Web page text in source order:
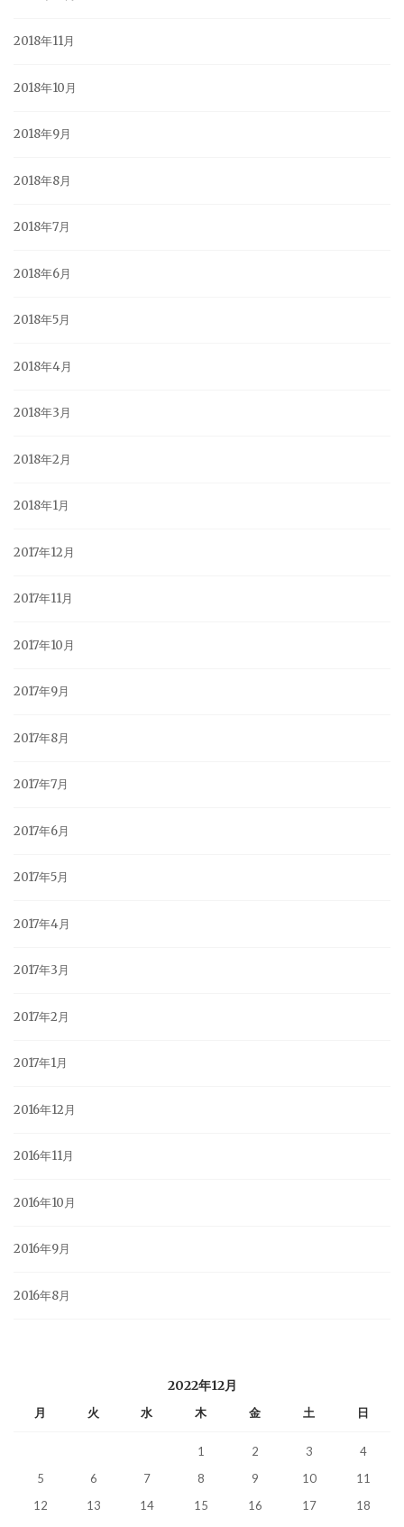
2018年11月
2018年10月
2018年9月
2018年8月
2018年7月
2018年6月
2018年5月
2018年4月
2018年3月
2018年2月
2018年1月
2017年12月
2017年11月
2017年10月
2017年9月
2017年8月
2017年7月
2017年6月
2017年5月
2017年4月
2017年3月
2017年2月
2017年1月
2016年12月
2016年11月
2016年10月
2016年9月
2016年8月
2022年12月
月 火 水 木 金 土 日
1 2 3
4
5
6 7 8 9 10
11
12
13 14 15 16 17
18